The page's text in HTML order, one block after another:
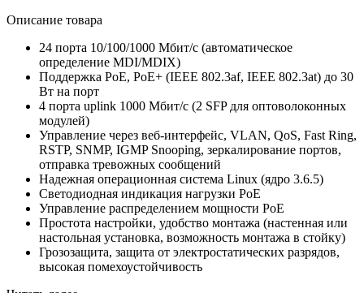
Описание товара
24 порта 10/100/1000 Мбит/с (автоматическое
определение MDI/MDIX)
Поддержка PoE, PoE+ (IEEE 802.3af, IEEE 802.3at) до 30
Вт на порт
4 порта uplink 1000 Мбит/с (2 SFP для оптоволоконных
модулей)
Управление через веб-интерфейс, VLAN, QoS, Fast Ring,
RSTP, SNMP, IGMP Snooping, зеркалирование портов,
отправка тревожных сообщений
Надежная операционная система Linux (ядро 3.6.5)
Cветодиодная индикация нагрузки PoE
Управление распределением мощности PoE
Простота настройки, удобство монтажа (настенная или
настольная установка, возможность монтажа в стойку)
Грозозащита, защита от электростатических разрядов,
высокая помехоустойчивость